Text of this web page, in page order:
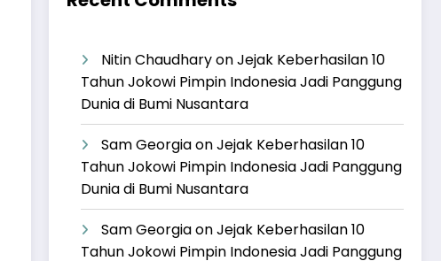
Nitin ChaudharyonJejak Keberhasilan 10
Tahun Jokowi Pimpin Indonesia Jadi Panggung
Dunia di Bumi Nusantara
Sam GeorgiaonJejak Keberhasilan 10
Tahun Jokowi Pimpin Indonesia Jadi Panggung
Dunia di Bumi Nusantara
Sam GeorgiaonJejak Keberhasilan 10
Tahun Jokowi Pimpin Indonesia Jadi Panggung